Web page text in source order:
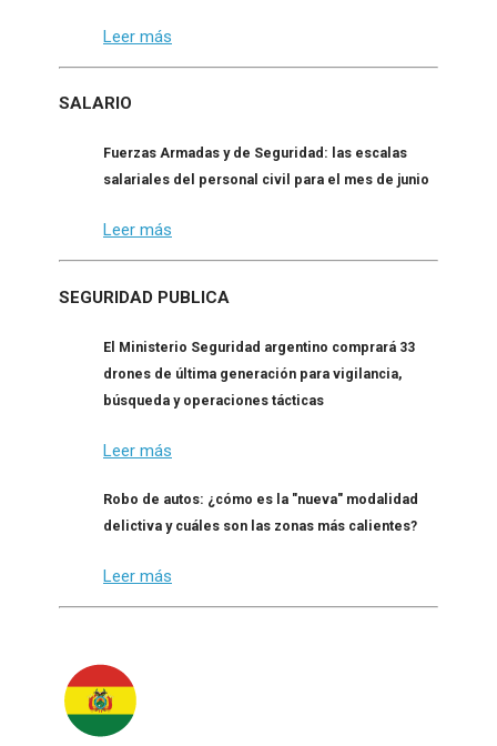
Leer más
SALARIO
Fuerzas Armadas y de Seguridad: las escalas
salariales del personal civil para el mes de junio
Leer más
SEGURIDAD PUBLICA
El Ministerio Seguridad argentino comprará 33
drones de última generación para vigilancia,
búsqueda y operaciones tácticas
Leer más
Robo de autos: ¿cómo es la "nueva" modalidad
delictiva y cuáles son las zonas más calientes?
Leer más